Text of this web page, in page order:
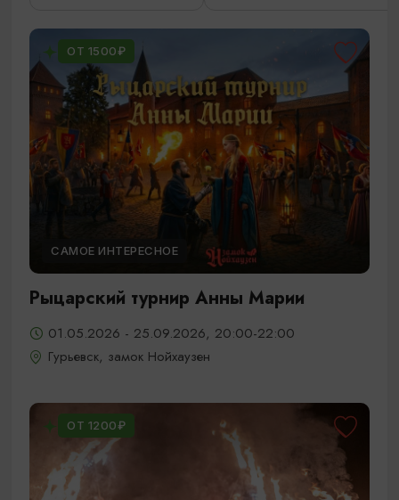
ОТ 1500₽
САМОЕ ИНТЕРЕСНОЕ
Рыцарский турнир Анны Марии
01.05.2026 - 25.09.2026, 20:00-22:00
Гурьевск, замок Нойхаузен
ОТ 1200₽